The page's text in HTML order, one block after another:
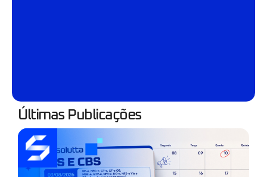
Últimas Publicações